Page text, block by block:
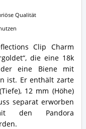
Clip Charm
die eine 18k
der eine Biene mit
ist. Er enthält zarte
12 mm (Höhe)
separat erworben
den Pandora
Qualität